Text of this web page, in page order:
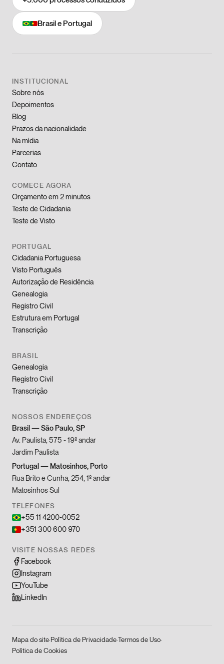
Brasil e Portugal
INSTITUCIONAL
Sobre nós
Depoimentos
Blog
Prazos da nacionalidade
Na mídia
Parcerias
Contato
COMECE AGORA
Orçamento em 2 minutos
Teste de Cidadania
Teste de Visto
PORTUGAL
Cidadania Portuguesa
Visto Português
Autorização de Residência
Genealogia
Registro Civil
Estrutura em Portugal
Transcrição
BRASIL
Genealogia
Registro Civil
Transcrição
NOSSOS ENDEREÇOS
Brasil —São Paulo, SP
Av. Paulista, 575 - 19º andar
Jardim Paulista
Portugal — Matosinhos, Porto
Rua Brito e Cunha, 254, 1º andar
Matosinhos Sul
TELEFONES
+55 11 4200-0052
+351 300 600 970
VISITE NOSSAS REDES
Facebook
Instagram
YouTube
LinkedIn
Mapa do site·Política de Privacidade·Termos de Uso·
Política de Cookies